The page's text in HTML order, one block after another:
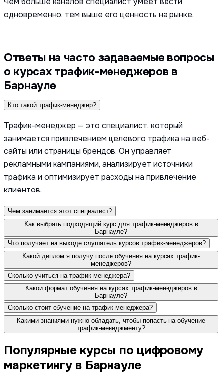
одновременно, тем выше его ценность на рынке.
Ответы на часто задаваемые вопросы
о курсах трафик-менеджеров в
Барнауле
Кто такой трафик-менеджер?
Трафик-менеджер — это специалист, который
занимается привлечением целевого трафика на веб-
сайты или страницы брендов. Он управляет
рекламными кампаниями, анализирует источники
трафика и оптимизирует расходы на привлечение
клиентов.
Чем занимается этот специалист?
Как выбрать подходящий курс для трафик-менеджеров в
Барнауле?
Что получает на выходе слушатель курсов трафик-менеджеров?
Какой диплом я получу после обучения на курсах трафик-
менеджеров?
Сколько учиться на трафик-менеджера?
Какой формат обучения на курсах трафик-менеджеров в
Барнауле?
Сколько стоит обучение на трафик-менеджера?
Какими знаниями нужно обладать, чтобы попасть на обучение
трафик-менеджменту?
Популярные курсы по цифровому
маркетингу в Барнауле